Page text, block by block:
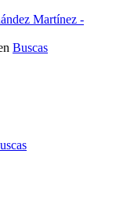
Martínez -
Buscas